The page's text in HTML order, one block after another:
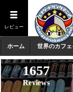
レビュー
ホーム 世界のカフ
1657
Reviews